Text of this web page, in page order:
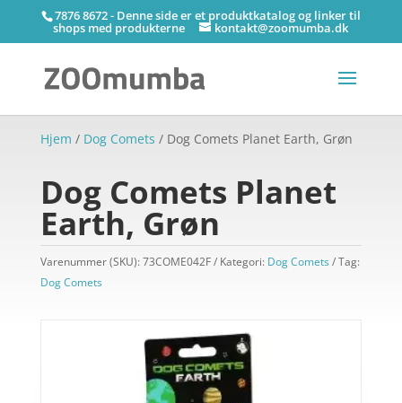
7876 8672 - Denne side er et produktkatalog og linker til
shops med produkterne kontakt@zoomumba.dk
Hjem / Dog Comets / Dog Comets Planet Earth, Grøn
Dog Comets Planet
Earth, Grøn
Varenummer (SKU): 73COME042F Kategori: Dog Comets
Tag:
Dog Comets